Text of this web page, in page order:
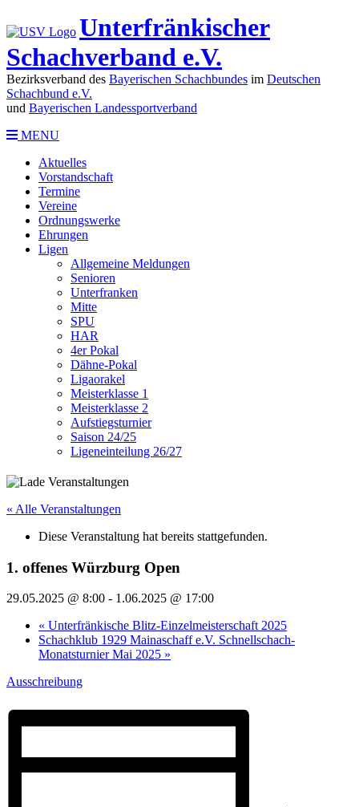
Unterfränkischer
Schachverband e.V.
Bezirksverband des Bayerischen Schachbundes im Deutschen
Schachbund e.V.
und Bayerischen Landessportverband
MENU
Aktuelles
Vorstandschaft
Termine
Vereine
Ordnungswerke
Ehrungen
Ligen
Allgemeine Meldungen
Senioren
Unterfranken
Mitte
SPU
HAR
4er Pokal
Dähne-Pokal
Ligaorakel
Meisterklasse 1
Meisterklasse 2
Aufstiegsturnier
Saison 24/25
Ligeneinteilung 26/27
« Alle Veranstaltungen
Diese Veranstaltung hat bereits stattgefunden.
1. offenes Würzburg Open
29.05.2025 @ 8:00 - 1.06.2025 @ 17:00
« Unterfränkische Blitz-Einzelmeisterschaft 2025
Schachklub 1929 Mainaschaff e.V. Schnellschach-
Monatsturnier Mai 2025 »
Ausschreibung